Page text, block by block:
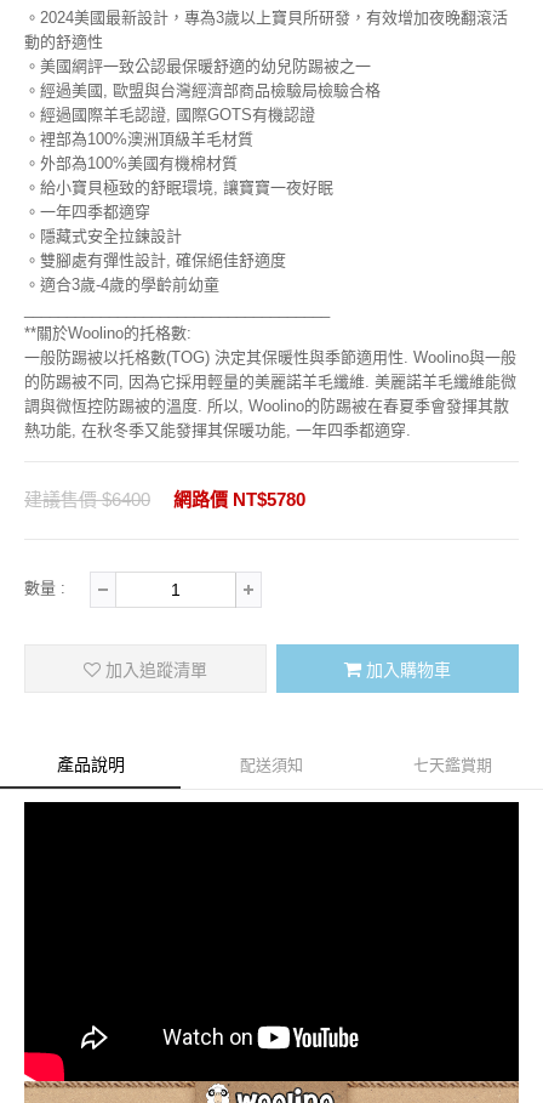
。2024美國最新設計，專為3歲以上寶貝所研發，有效增加夜晚翻滾活
動的舒適性
。美國網評一致公認最保暖舒適的幼兒防踢被之一
。經過美國, 歐盟與台灣經濟部商品檢驗局檢驗合格
。經過國際羊毛認證, 國際GOTS有機認證
。裡部為100%澳洲頂級羊毛材質
。外部為100%美國有機棉材質
。給小寶貝極致的舒眠環境, 讓寶寶一夜好眠
。一年四季都適穿
。隱藏式安全拉鍊設計
。雙腳處有彈性設計, 確保絕佳舒適度
。適合3歲-4歲的學齡前幼童
**關於Woolino的托格數:
一般防踢被以托格數(TOG) 決定其保暖性與季節適用性. Woolino與一般
的防踢被不同, 因為它採用輕量的美麗諾羊毛纖維. 美麗諾羊毛纖維能微
調與微恆控防踢被的溫度. 所以, Woolino的防踢被在春夏季會發揮其散
熱功能, 在秋冬季又能發揮其保暖功能, 一年四季都適穿.
建議售價 $6400 網路價 NT$5780
數量 :
加入追蹤清單 加入購物車
產品說明 配送須知 七天鑑賞期